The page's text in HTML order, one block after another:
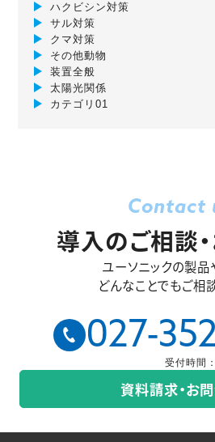
ハクビシン対策
サル対策
クマ対策
その他動物
装置全般
太陽光関係
カテゴリ01
Contact
導入のご相談
ユーソニックの製
どんなことでもご相
027-
受付時間
資料請求・お